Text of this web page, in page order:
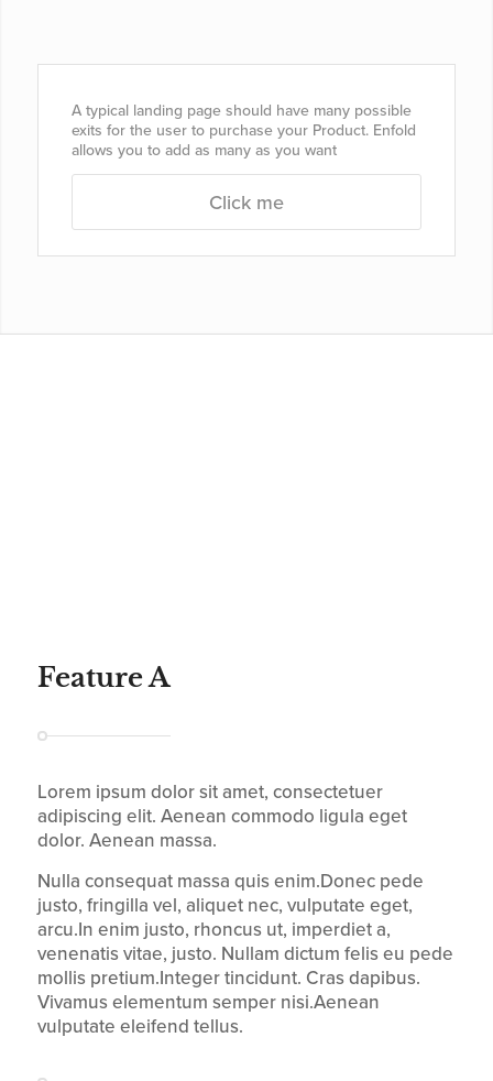
A typical landing page should have many possible
exits for the user to purchase your Product. Enfold
allows you to add as many as you want
Click me
Feature A
Lorem ipsum dolor sit amet, consectetuer
adipiscing elit. Aenean commodo ligula eget
dolor. Aenean massa.
Nulla consequat massa quis enim.Donec pede
justo, fringilla vel, aliquet nec, vulputate eget,
arcu.In enim justo, rhoncus ut, imperdiet a,
venenatis vitae, justo. Nullam dictum felis eu pede
mollis pretium.Integer tincidunt. Cras dapibus.
Vivamus elementum semper nisi.Aenean
vulputate eleifend tellus.